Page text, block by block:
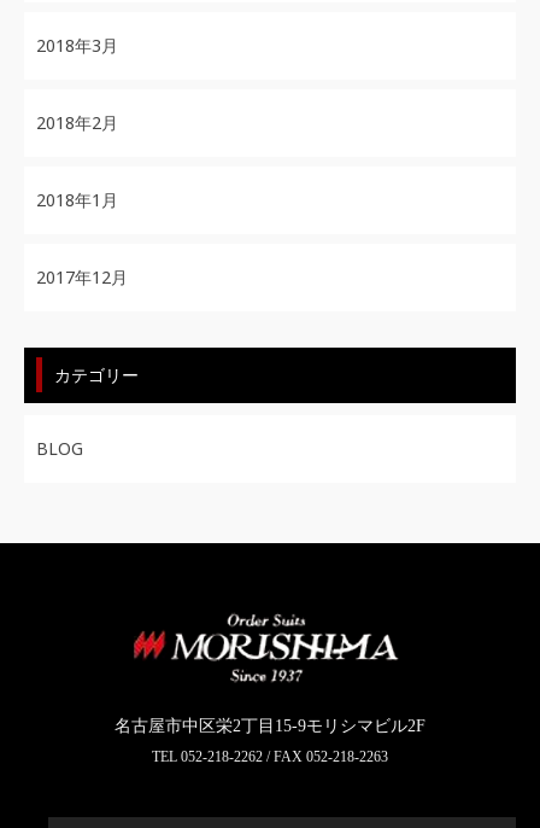
2018年3月
2018年2月
2018年1月
2017年12月
カテゴリー
BLOG
名古屋市中区栄2丁目15-9モリシマビル2F
TEL 052-218-2262 / FAX 052-218-2263